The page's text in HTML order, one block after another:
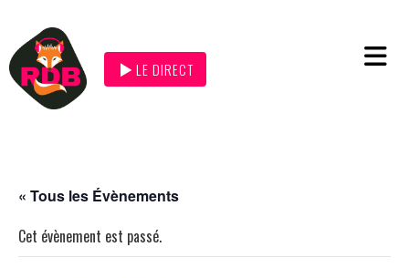
LE DIRECT
« Tous les Évènements
Cet évènement est passé.